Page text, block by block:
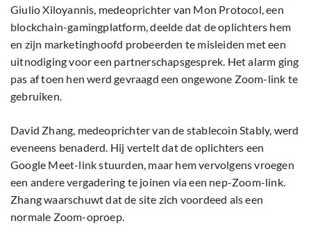
Giulio Xiloyannis, medeoprichter van Mon Protocol, een
blockchain-gamingplatform, deelde dat de oplichters hem
en zijn marketinghoofd probeerden te misleiden met een
uitnodiging voor een partnerschapsgesprek. Het alarm ging
pas af toen hen werd gevraagd een ongewone Zoom-link te
gebruiken.
David Zhang, medeoprichter van de stablecoin Stably, werd
eveneens benaderd. Hij vertelt dat de oplichters een
Google Meet-link stuurden, maar hem vervolgens vroegen
een andere vergadering te joinen via een nep-Zoom-link.
Zhang waarschuwt dat de site zich voordeed als een
normale Zoom-oproep.